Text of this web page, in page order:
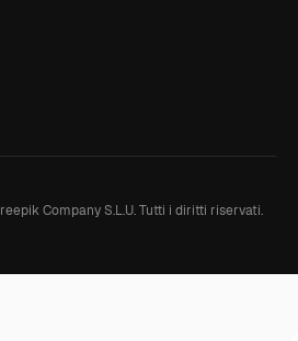
Company S.L.U. Tutti i diritti riservati.